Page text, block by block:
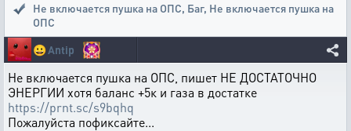
Не включается пушка на ОПС, Баг, Не включается пушка на
ОПС
😀Antip
Не включается пушка на ОПС, пишет НЕ ДОСТАТОЧНО
ЭНЕРГИИ хотя баланс +5к и газа в достатке
https://prnt.sc/s9bqhq
Пожалуйста пофиксайте...